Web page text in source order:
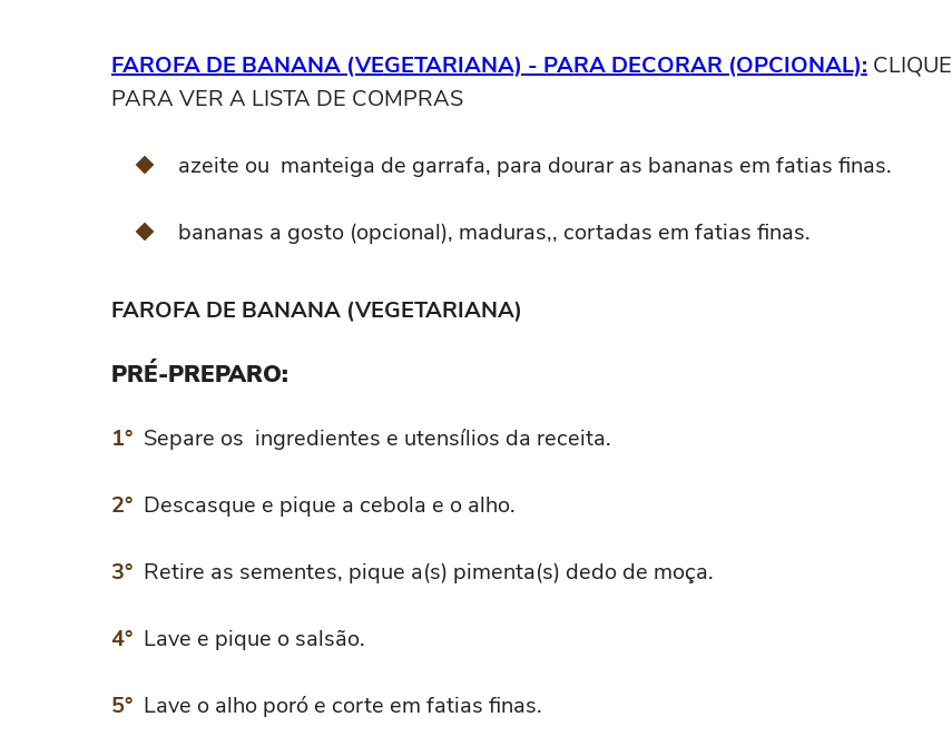
FAROFA DE BANANA (VEGETARIANA) - PARA DECORAR (OPCIONAL): CLIQUE
PARA VER A LISTA DE COMPRAS
azeite ou manteiga de garrafa, para dourar as bananas em fatias finas.
bananas a gosto (opcional), maduras,, cortadas em fatias finas.
FAROFA DE BANANA (VEGETARIANA)
PRÉ-PREPARO:
Separe os ingredientes e utensílios da receita.
Descasque e pique a cebola e o alho.
Retire as sementes, pique a(s) pimenta(s) dedo de moça.
Lave e pique o salsão.
Lave o alho poró e corte em fatias finas.